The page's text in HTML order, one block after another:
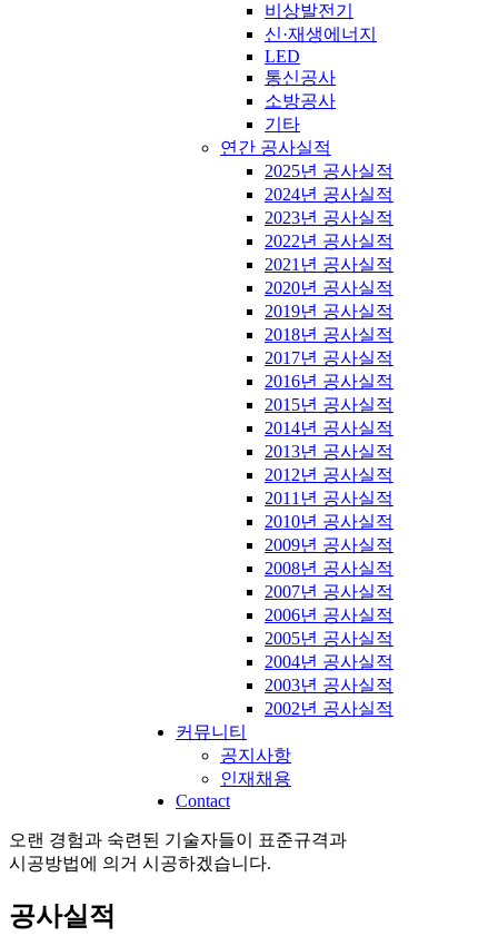
비상발전기
신·재생에너지
LED
통신공사
소방공사
기타
연간 공사실적
2025년 공사실적
2024년 공사실적
2023년 공사실적
2022년 공사실적
2021년 공사실적
2020년 공사실적
2019년 공사실적
2018년 공사실적
2017년 공사실적
2016년 공사실적
2015년 공사실적
2014년 공사실적
2013년 공사실적
2012년 공사실적
2011년 공사실적
2010년 공사실적
2009년 공사실적
2008년 공사실적
2007년 공사실적
2006년 공사실적
2005년 공사실적
2004년 공사실적
2003년 공사실적
2002년 공사실적
커뮤니티
공지사항
인재채용
Contact
오랜 경험과 숙련된 기술자들이 표준규격과
시공방법에 의거 시공하겠습니다.
공사실적